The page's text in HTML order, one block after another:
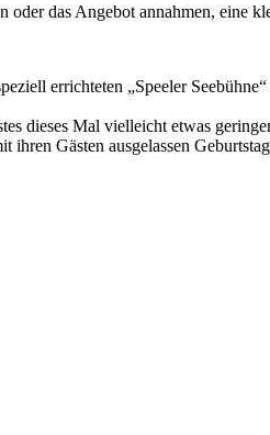
das Angebot annahmen, eine
errichteten „Speeler
dieses Mal vielleicht etwas
Gästen ausgelassen